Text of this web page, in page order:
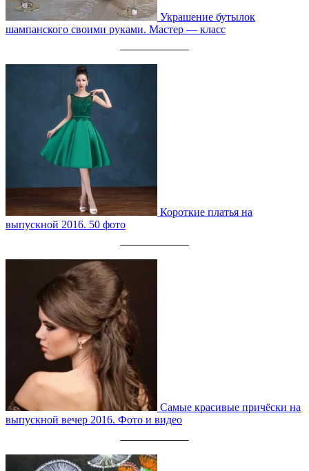
Украшение бутылок
шампанского своими руками. Мастер — класс
Короткие платья на
выпускной 2016. 50 фото
Самые красивые причёски на
выпускной вечер 2016. Фото и видео